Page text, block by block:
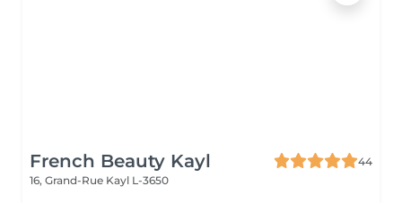
French Beauty Kayl
44
16, Grand-Rue Kayl L-3650